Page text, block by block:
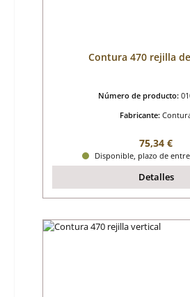
Contura 470 rejilla
Número de producto:
Fabricante:
Precio
75,34 €
Disponible, plazo de
Detalles